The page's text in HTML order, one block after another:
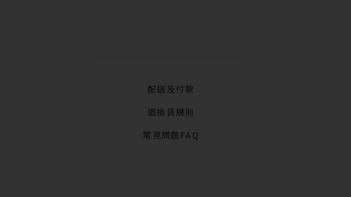
配送及付款
退換貨規則
常見問題FAQ